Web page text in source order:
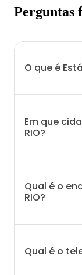
Perguntas
O que é
Em que
RIO?
Qual é o
RIO?
Qual é o